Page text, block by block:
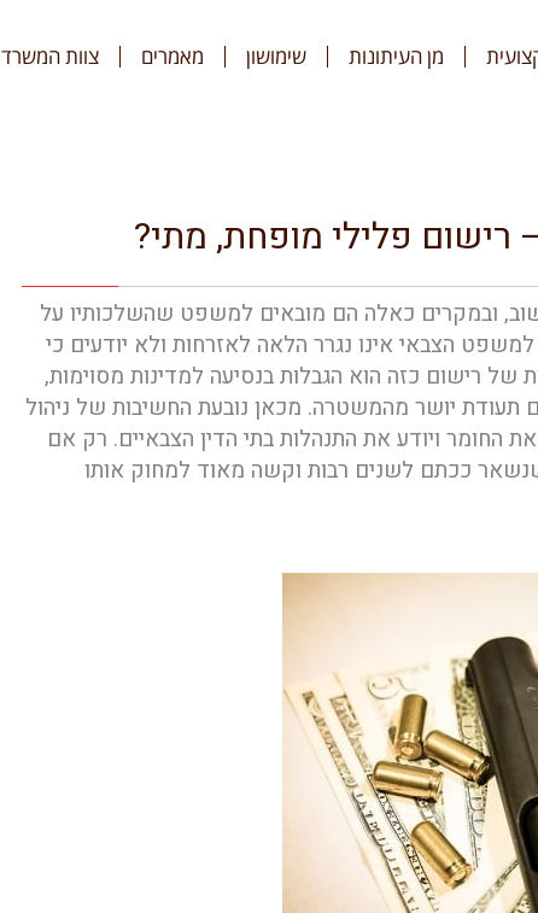
מן העיתונות שימושון מאמרים צוות המשרד
רישום פלילי מופחת, מתי?
ובמקרים כאלה הם מובאים למשפט שהשלכותיו על
הצבאי אינו נגרר הלאה לאזרחות ולא יודעים כי
רישום כזה הוא הגבלות בנסיעה למדינות מסוימות,
תעודת יושר מהמשטרה. מכאן נובעת החשיבות של ניהול
החומר ויודע את התנהלות בתי הדין הצבאיים. רק אם
שנשאר ככתם לשנים רבות וקשה מאוד למחוק אותו